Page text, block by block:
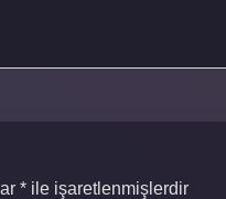
* ile işaretlenmişlerdir